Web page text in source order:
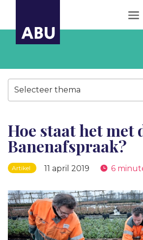
Selecteer thema
Hoe staat het met
Banenafspraak?
Artikel 11 april 2019 6